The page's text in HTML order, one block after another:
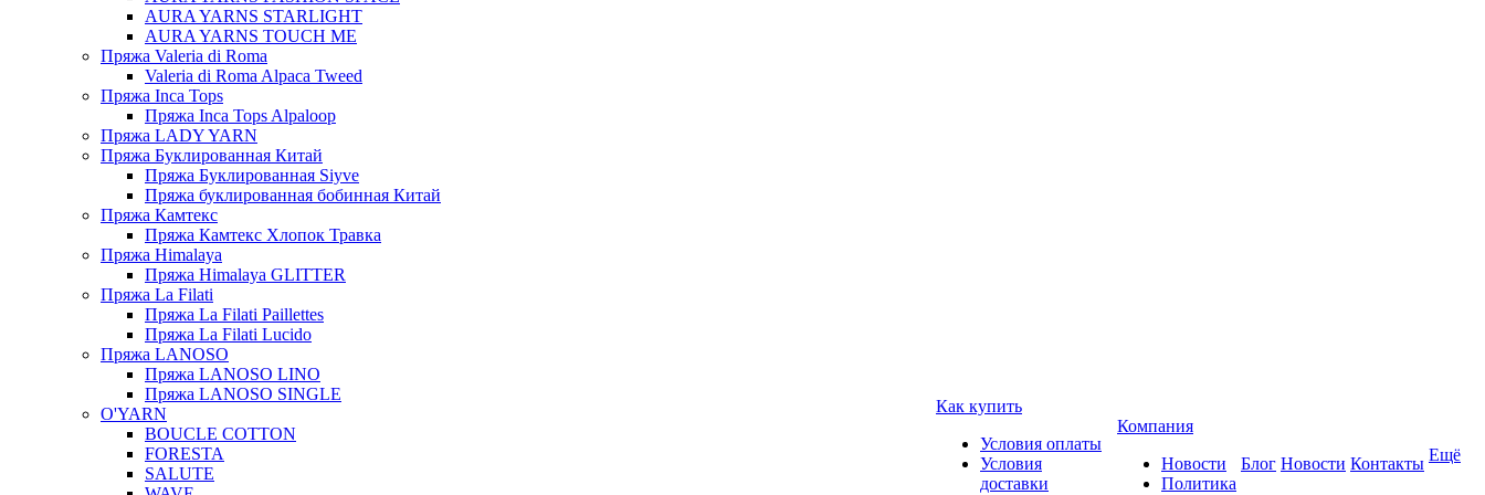
AURA YARNS STARLIGHT
AURA YARNS TOUCH ME
Пряжа Valeria di Roma
Valeria di Roma Alpaca Tweed
Пряжа Inca Tops
Пряжа Inca Tops Alpaloop
Пряжа LADY YARN
Пряжа Буклированная Китай
Пряжа Буклированная Siyve
Пряжа буклированная бобинная Китай
Пряжа Камтекс
Пряжа Камтекс Хлопок Травка
Пряжа Himalaya
Пряжа Himalaya GLITTER
Пряжа La Filati
Пряжа La Filati Paillettes
Пряжа La Filati Lucido
Пряжа LANOSO
Пряжа LANOSO LINO
Пряжа LANOSO SINGLE
O'YARN
BOUCLE COTTON
FORESTA
SALUTE
Как купить
Условия оплаты
Условия
доставки
Компания
Новости
Политика
Блог Новости Контакты Ещё